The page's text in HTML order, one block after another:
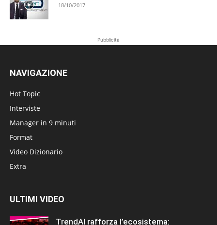
18/10/2017
Pubblicità
NAVIGAZIONE
Hot Topic
Interviste
Manager in 9 minuti
Format
Video Dizionario
Extra
ULTIMI VIDEO
TrendAI rafforza l’ecosistema: